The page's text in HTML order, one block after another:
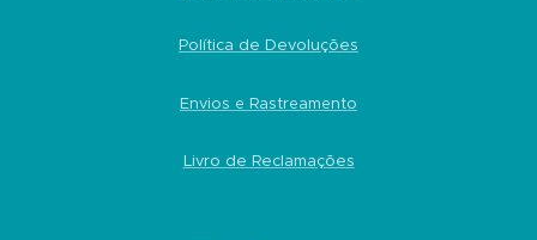
Política de Devoluções
Envios e Rastreamento
Livro de Reclamações